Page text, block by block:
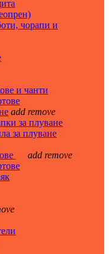
чорапи и
и чанти
add remove
за плуване
за плуване
add remove